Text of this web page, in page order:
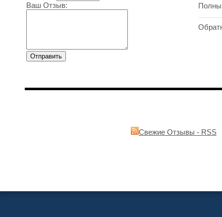
Ваш Отзыв:
Свежие Отзывы - RSS